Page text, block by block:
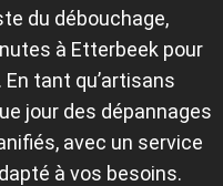
du débouchage,
à Etterbeek pour
tant qu’artisans
jour des dépannages
avec un service
à vos besoins.